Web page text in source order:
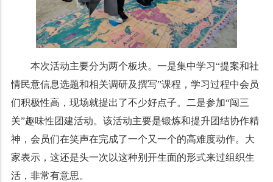
本次活动主要分为两个板块。一是集中学习“提案和社
情民意信息选题和相关调研及撰写”课程，学习过程中会员
们积极性高，现场就提出了不少好点子。二是参加“闯三
关”趣味性团建活动。该活动主要是锻炼和提升团结协作精
神，会员们在笑声在完成了一个又一个的高难度动作。大
家表示，这还是头一次以这种别开生面的形式来过组织生
活，非常有意思。